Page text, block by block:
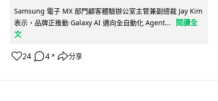
Samsung 電子 MX 部門顧客體驗辦公室主管兼副總裁 Jay Kim
表示，品牌正推動 Galaxy AI 邁向全自動化 Agent...
閱讀全
文
24 4 ↗ 分享